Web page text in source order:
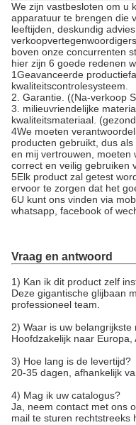
We zijn vastbesloten om u
apparatuur te brengen die
leeftijden, deskundig
boven onze concurrenten
hier zijn 6 goede redenen
1Geavanceerde
kwaliteitscontrolesysteem.
2. Garantie. ((Na-verkoop
3. milieuvriendelijke
kwaliteitsmateriaal.
4We moeten
producten gebruikt, dus
en mij vertrouwen, moeten
correct en veilig gebruiken
5Elk product zal getest
ervoor te zorgen dat het
6U kunt ons vinden via
whatsapp, facebook of
Vraag en antwoord
1) Kan ik dit product zelf
Deze gigantische glijbaan
professioneel team.
2) Waar is uw belangrijkste
Hoofdzakelijk naar Europa,
3) Hoe lang is de levertijd?
20-35 dagen, afhankelijk
4) Mag ik uw catalogus?
Ja, neem contact met ons
mail te sturen rechtstreeks